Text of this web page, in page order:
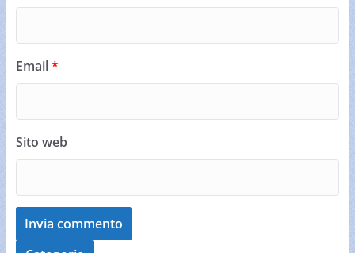
Email*
Sito web